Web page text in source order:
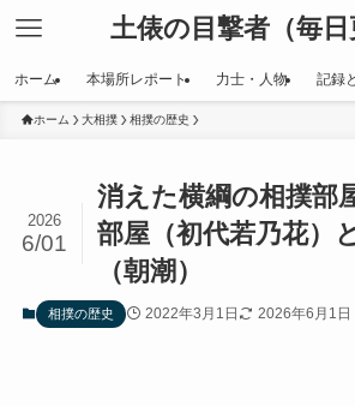
土俵の目撃者（毎日
ホーム 本場所レポート 力士・人物 記録
ホーム 大相撲 相撲の歴史
消えた横綱の相撲部
部屋（初代若乃花）
（朝潮）
2026
6/01
相撲の歴史 2022年3月1日 2026年6月1日